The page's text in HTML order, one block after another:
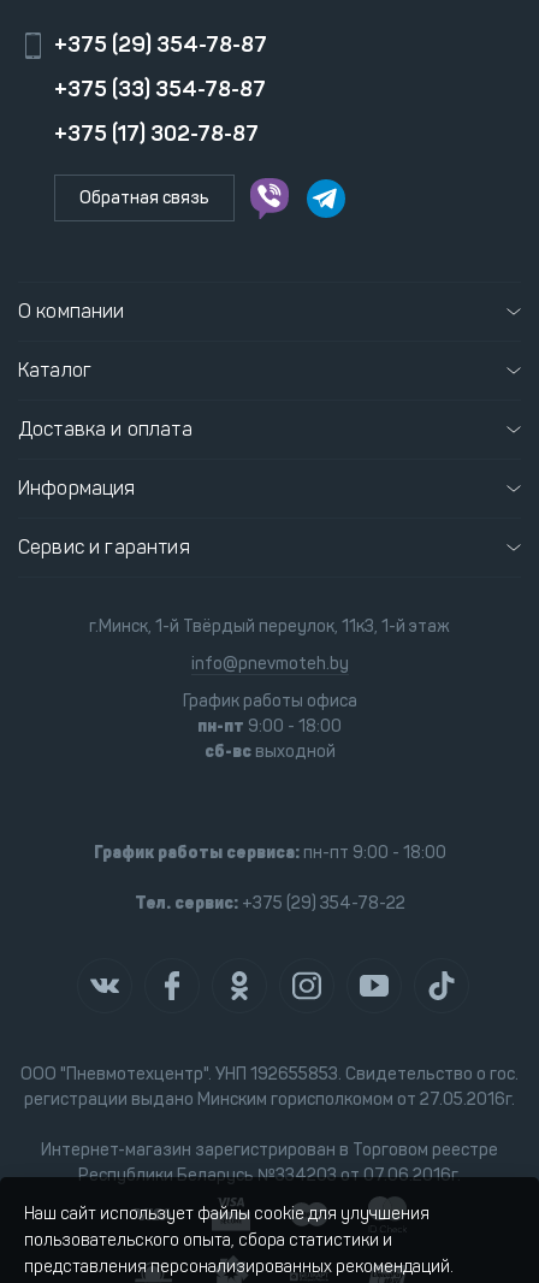
+375 (29) 354-78-87
+375 (33) 354-78-87
+375 (17) 302-78-87
Обратная связь
О компании
Каталог
Доставка и оплата
Информация
Сервис и гарантия
ООО "Пневмотехцентр". УНП 192655853. Свидетельство о гос.
регистрации выдано Минским горисполкомом от 27.05.2016г.
Интернет-магазин зарегистрирован в Торговом реестре
Республики Беларусь №334203 от 07.06.2016г.
г.Минск, 1-й Твёрдый переулок, 11к3, 1-й этаж
info@pnevmoteh.by
График работы офиса
пн-пт 9:00 - 18:00
сб-всвыходной
График работы сервиса:пн-пт 9:00 - 18:00
Тел. сервис:+375 (29) 354-78-22
Наш сайт использует файлы cookie для улучшения
пользовательского опыта, сбора статистики и
представления персонализированных рекомендаций.